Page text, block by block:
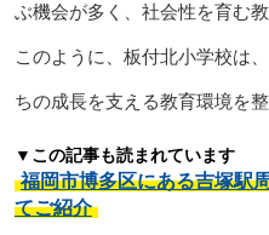
ぶ機会が多く、社会性を育む教
このように、板付北小学校は
ちの成長を支える教育環境を整
▼この記事も読まれています
福岡市博多区にある吉塚駅
てご紹介